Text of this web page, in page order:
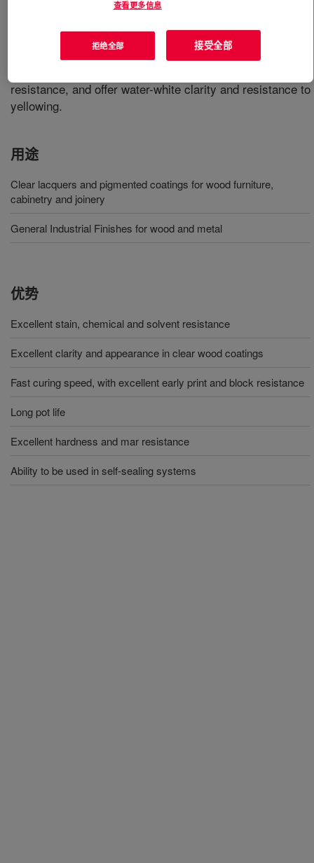
with water-dispersible polyisocyanates for wood coating
important, under mild drying conditions. Water-borne
polyurethane coatings based on this product have
resistance, and offer water-white clarity and resistance to
yellowing.
用途
Clear lacquers and pigmented coatings for wood furniture,
cabinetry and joinery
General Industrial Finishes for wood and metal
优势
Excellent stain, chemical and solvent resistance
Excellent clarity and appearance in clear wood coatings
Fast curing speed, with excellent early print and block resistance
Long pot life
Excellent hardness and mar resistance
Ability to be used in self-sealing systems
查看更多信息
拒绝全部 接受全部